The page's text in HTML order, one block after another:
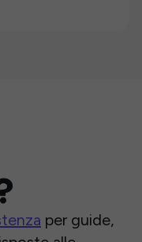
per guide,